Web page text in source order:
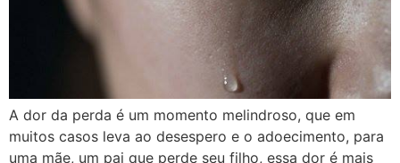
A dor da perda é um momento melindroso, que em
muitos casos leva ao desespero e o adoecimento, para
uma mãe, um pai que perde seu filho, essa dor é mais